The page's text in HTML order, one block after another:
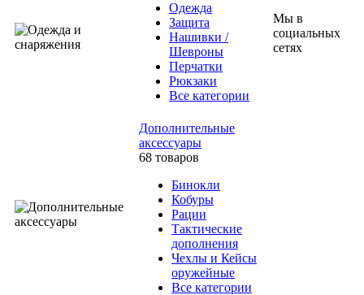
Одежда
Защита
Нашивки /
Шевроны
Перчатки
Рюкзаки
Все категории
Дополнительные
аксессуары
68 товаров
Бинокли
Кобуры
Рации
Тактические
дополнения
Чехлы и Кейсы
оружейные
Все категории
Мы в
социальных
сетях